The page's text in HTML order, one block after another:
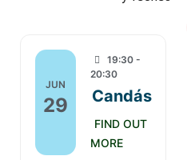
JUN
29
19:30 -
20:30
Candás
FIND OUT
MORE